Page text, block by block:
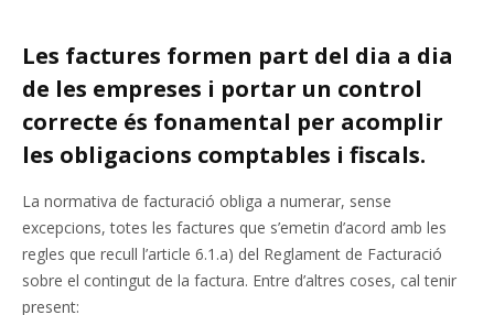
Les factures formen part del dia a dia
de les empreses i portar un control
correcte és fonamental per acomplir
les obligacions comptables i fiscals.
La normativa de facturació obliga a numerar, sense
excepcions, totes les factures que s’emetin d’acord amb les
regles que recull l’article 6.1.a) del Reglament de Facturació
sobre el contingut de la factura. Entre d’altres coses, cal tenir
present: